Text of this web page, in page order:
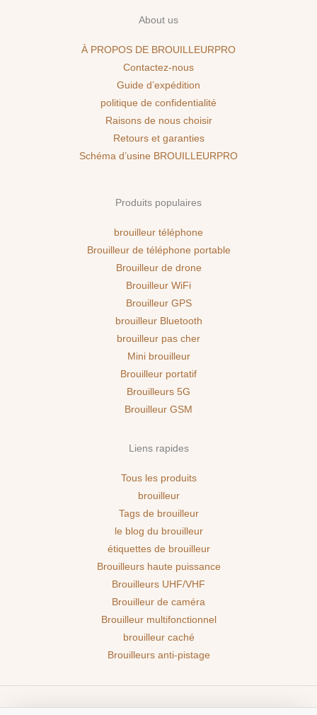
About us
À PROPOS DE BROUILLEURPRO
Contactez-nous
Guide d’expédition
politique de confidentialité
Raisons de nous choisir
Retours et garanties
Schéma d’usine BROUILLEURPRO
Produits populaires
brouilleur téléphone
Brouilleur de téléphone portable
Brouilleur de drone
Brouilleur WiFi
Brouilleur GPS
brouilleur Bluetooth
brouilleur pas cher
Mini brouilleur
Brouilleur portatif
Brouilleurs 5G
Brouilleur GSM
Liens rapides
Tous les produits
brouilleur
Tags de brouilleur
le blog du brouilleur
étiquettes de brouilleur
Brouilleurs haute puissance
Brouilleurs UHF/VHF
Brouilleur de caméra
Brouilleur multifonctionnel
brouilleur caché
Brouilleurs anti-pistage